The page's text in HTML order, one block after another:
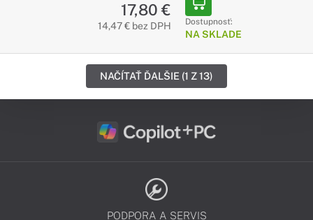
17,80 €
14,47 € bez DPH Dostupnosť:
NA SKLADE
NAČÍTAŤ ĎALŠIE (1 Z 13)
PODPORA A SERVIS